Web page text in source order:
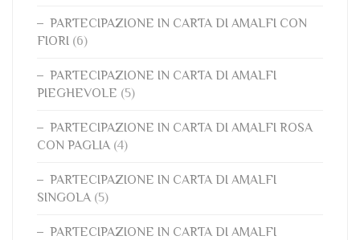
PARTECIPAZIONE IN CARTA DI AMALFI CON
FIORI (6)
PARTECIPAZIONE IN CARTA DI AMALFI
PIEGHEVOLE (5)
PARTECIPAZIONE IN CARTA DI AMALFI ROSA
CON PAGLIA (4)
PARTECIPAZIONE IN CARTA DI AMALFI
SINGOLA (5)
PARTECIPAZIONE IN CARTA DI AMALFI